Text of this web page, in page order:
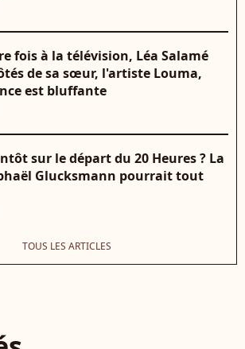
fois à la télévision, Léa Salamé
de sa sœur, l'artiste Louma,
est bluffante
sur le départ du 20 Heures ? La
Glucksmann pourrait tout
TOUS LES ARTICLES